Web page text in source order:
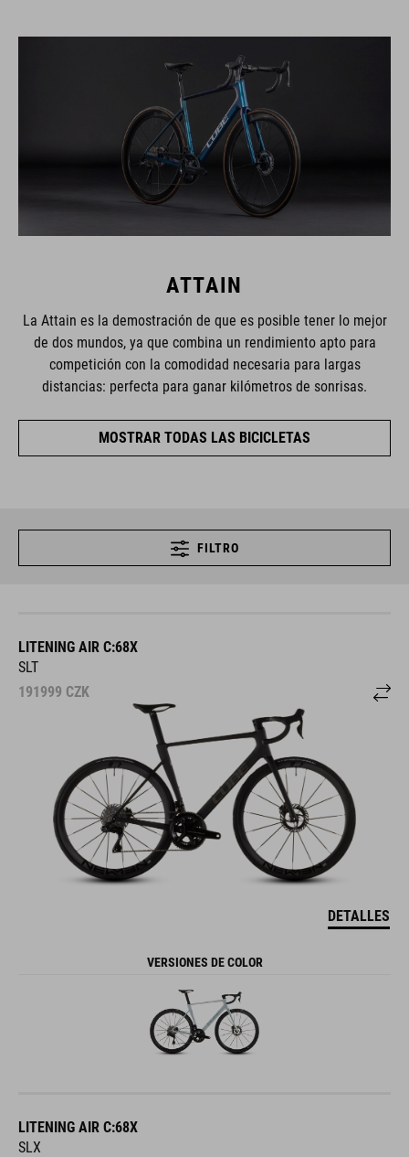
ATTAIN
La Attain es la demostración de que es posible tener lo mejor
de dos mundos, ya que combina un rendimiento apto para
competición con la comodidad necesaria para largas
distancias: perfecta para ganar kilómetros de sonrisas.
MOSTRAR TODAS LAS BICICLETAS
FILTRO
LITENING AIR C:68X
SLT
191999 CZK
DETALLES
VERSIONES DE COLOR
LITENING AIR C:68X
SLX